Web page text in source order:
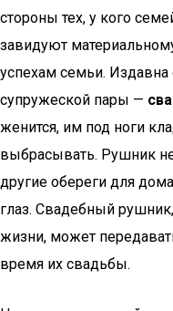
стороны тех, у кого
завидуют
успехам семьи.
супружеской пары —
женится, им под ноги
выбрасывать. Рушник
другие обереги для
глаз. Свадебный
жизни, может
время их свадьбы.